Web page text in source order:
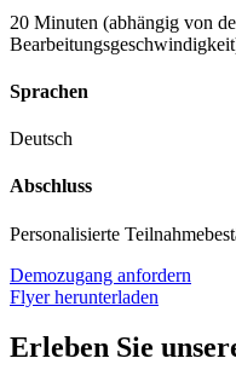
20 Minuten (abhängig von
Sprachen
Deutsch
Abschluss
Personalisierte
Demozugang anfordern
Flyer herunterladen
Erleben Sie